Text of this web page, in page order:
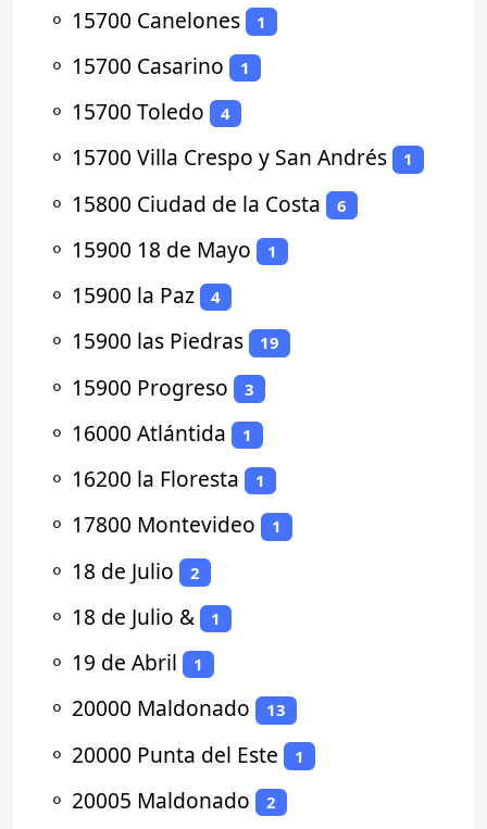
⚬ 15700 Canelones 1
⚬ 15700 Casarino 1
⚬ 15700 Toledo 4
⚬ 15700 Villa Crespo y San Andrés 1
⚬ 15800 Ciudad de la Costa 6
⚬ 15900 18 de Mayo 1
⚬ 15900 la Paz 4
⚬ 15900 las Piedras 19
⚬ 15900 Progreso 3
⚬ 16000 Atlántida 1
⚬ 16200 la Floresta 1
⚬ 17800 Montevideo 1
⚬ 18 de Julio 2
⚬ 18 de Julio & 1
⚬ 19 de Abril 1
⚬ 20000 Maldonado 13
⚬ 20000 Punta del Este 1
⚬ 20005 Maldonado 2